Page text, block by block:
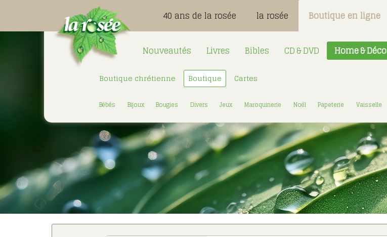
40 ans de la rosée la rosée Boutique en ligne
Nouveautés Livres Bibles CD & DVD Home & Déco
Boutique chrétienne Boutique Cartes
Bébés Bijoux Bougies Divers Jeux Maroquinerie Noël Papeterie Vaisselle